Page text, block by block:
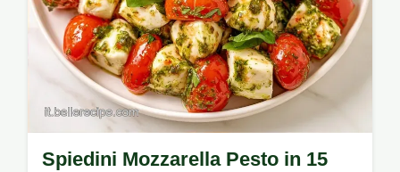
Spiedini Mozzarella Pesto in 15